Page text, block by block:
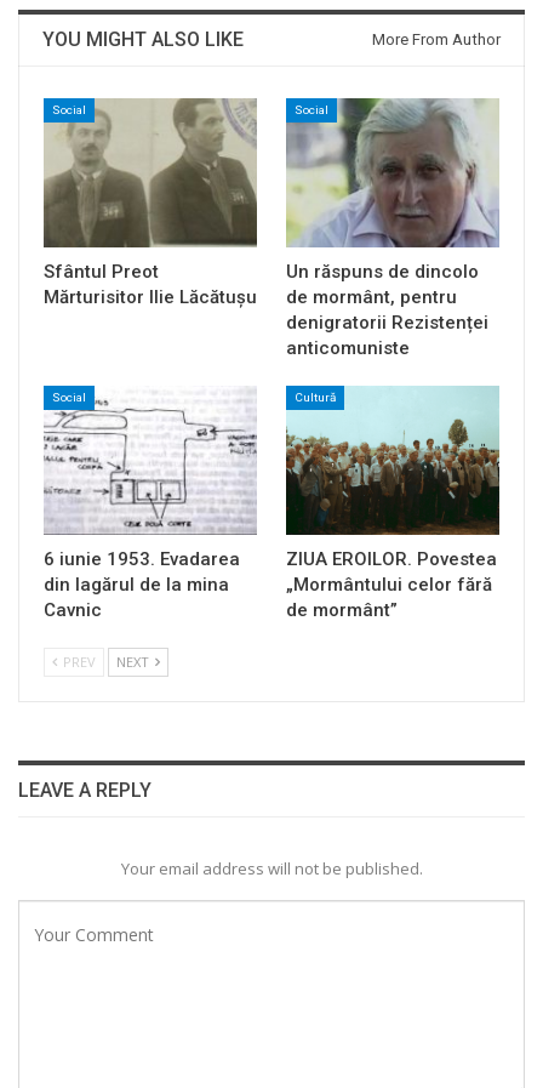
YOU MIGHT ALSO LIKE More From Author
Social
Sfântul Preot
Mărturisitor Ilie Lăcătușu
Social
Un răspuns de dincolo
de mormânt, pentru
denigratorii Rezistenței
anticomuniste
Social
6 iunie 1953. Evadarea
din lagărul de la mina
Cavnic
Cultură
ZIUA EROILOR. Povestea
„Mormântului celor fără
de mormânt”
PREV NEXT
LEAVE A REPLY
Your email address will not be published.